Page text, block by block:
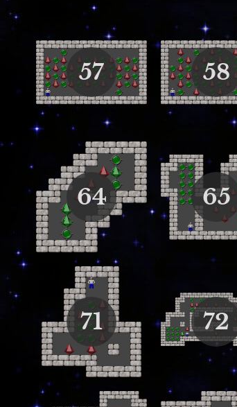
57 58
64 65
71 72